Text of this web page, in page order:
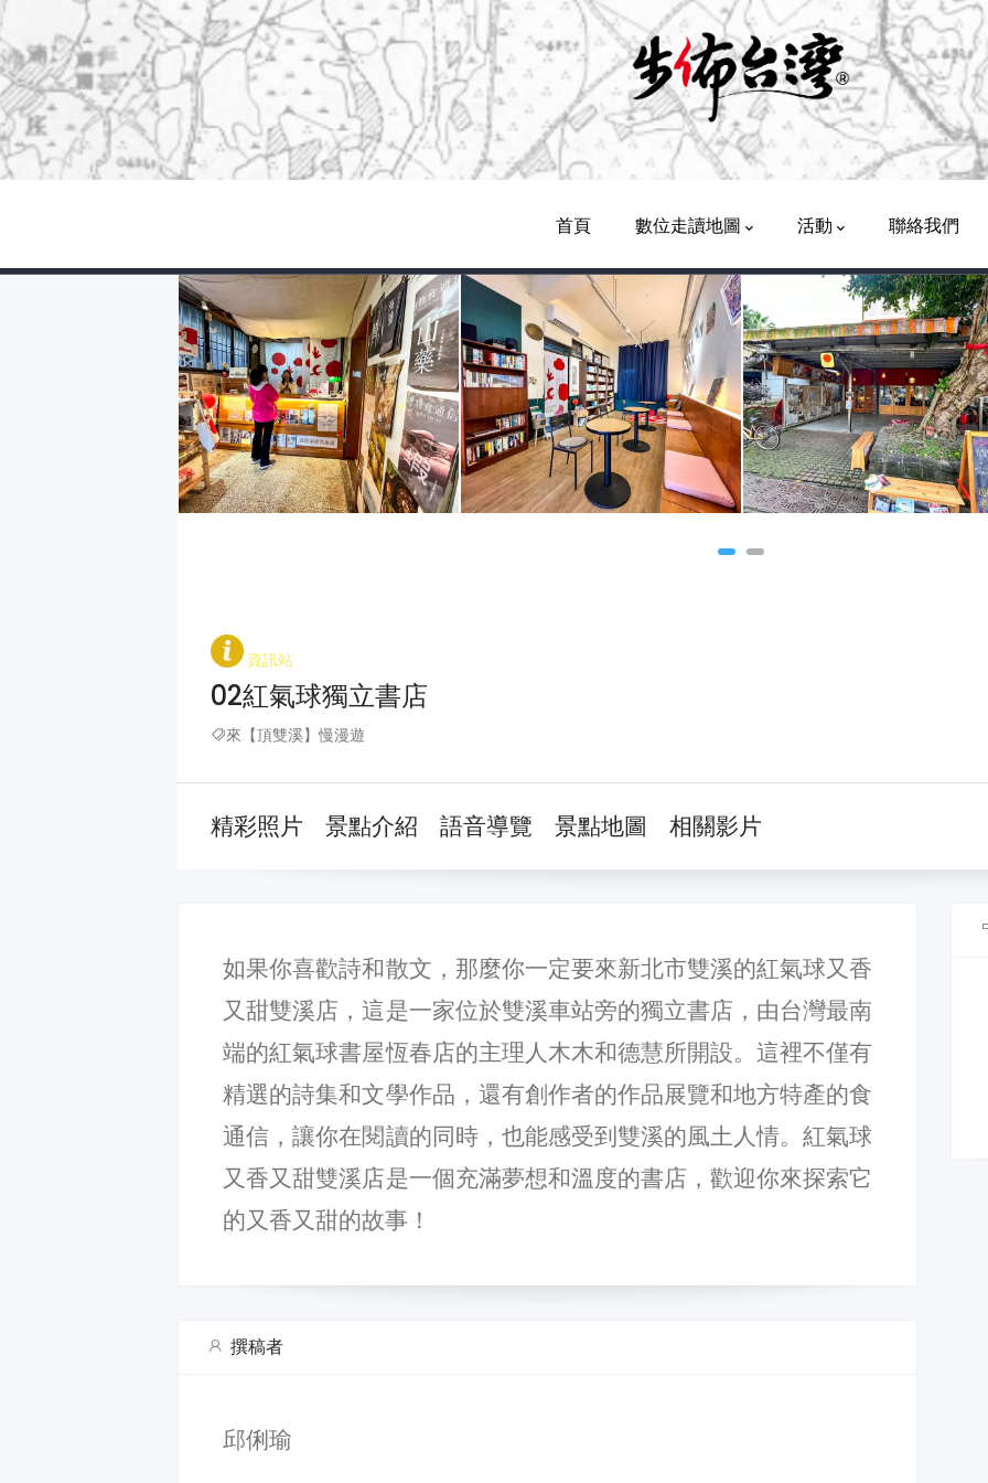
Navigation
首頁 數位走讀地圖 活動 聯絡我們
資訊站
02紅氣球獨立書店
來【頂雙溪】慢漫遊
精彩照片 景點介紹 語音導覽 景點地圖 相關影片
如果你喜歡詩和散文，那麼你一定要來新北市雙溪的紅氣球又香
又甜雙溪店，這是一家位於雙溪車站旁的獨立書店，由台灣最南
端的紅氣球書屋恆春店的主理人木木和德慧所開設。這裡不僅有
精選的詩集和文學作品，還有創作者的作品展覽和地方特產的食
通信，讓你在閱讀的同時，也能感受到雙溪的風土人情。紅氣球
又香又甜雙溪店是一個充滿夢想和溫度的書店，歡迎你來探索它
的又香又甜的故事！
撰稿者
邱俐瑜